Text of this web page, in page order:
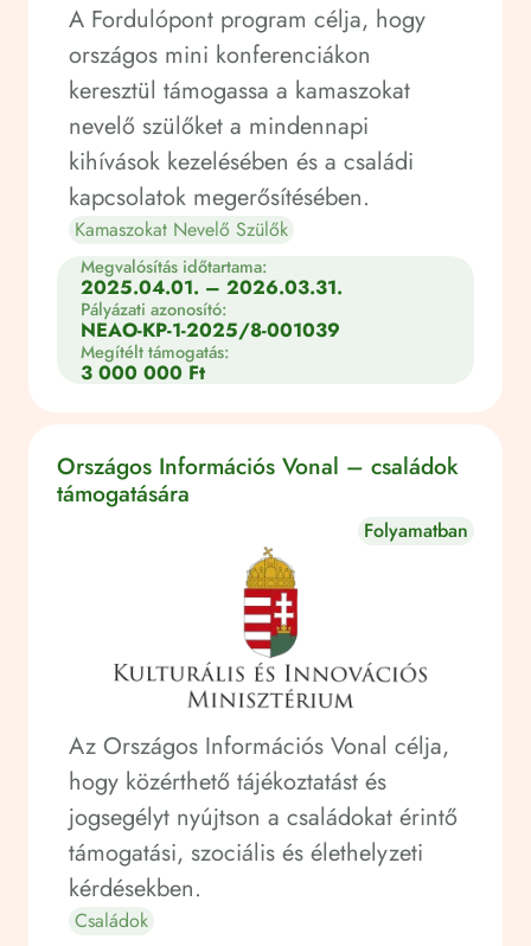
A Fordulópont program célja, hogy
országos mini konferenciákon
keresztül támogassa a kamaszokat
nevelő szülőket a mindennapi
kihívások kezelésében és a családi
kapcsolatok megerősítésében.
Kamaszokat Nevelő Szülők
Megvalósítás időtartama:
2025.04.01. – 2026.03.31.
Pályázati azonosító:
NEAO-KP-1-2025/8-001039
Megítélt támogatás:
3 000 000 Ft
Országos Információs Vonal – családok
támogatására
Folyamatban
Az Országos Információs Vonal célja,
hogy közérthető tájékoztatást és
jogsegélyt nyújtson a családokat érintő
támogatási, szociális és élethelyzeti
kérdésekben.
Családok